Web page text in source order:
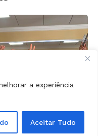
a experiência
Aceitar Tudo